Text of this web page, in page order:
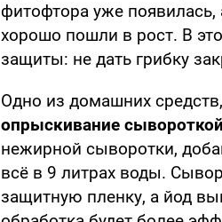
фитофтора уже появилась,
хорошо пошли в рост. В
защиты: не дать грибку
Одно из домашних
опрыскивание
нежирной сыворотки,
всё в 9 литрах воды.
защитную пленку, а йод